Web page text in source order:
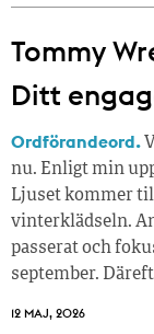
Tommy
Ditt
Ordförandeord.
nu. Enligt min
Ljuset kommer
vinterklädseln.
passerat och
september.
12 MAJ, 2026